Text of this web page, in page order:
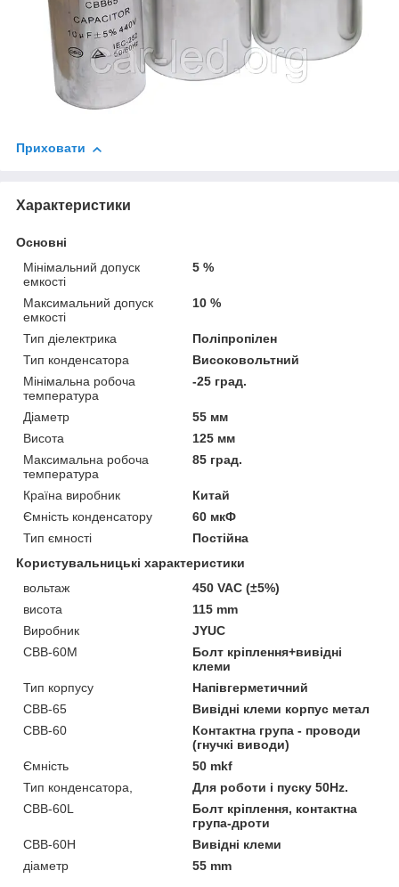
Приховати
Характеристики
Основні
Мінімальний допуск
емкості
5 %
Максимальний допуск
емкості
10 %
Тип діелектрика
Поліпропілен
Тип конденсатора
Високовольтний
Мінімальна робоча
температура
-25 град.
Діаметр
55 мм
Висота
125 мм
Максимальна робоча
температура
85 град.
Країна виробник
Китай
Ємність конденсатору
60 мкФ
Тип ємності
Постійна
Користувальницькі характеристики
вольтаж
450 VAC (±5%)
висота
115 mm
Виробник
JYUC
CBB-60М
Болт кріплення+вивідні
клеми
Тип корпусу
Напівгерметичний
CBB-65
Вивідні клеми корпус метал
CBB-60
Контактна група - проводи
(гнучкі виводи)
Ємність
50 mkf
Тип конденсатора,
Для роботи і пуску 50Hz.
CBB-60L
Болт кріплення, контактна
група-дроти
CBB-60H
Вивідні клеми
діаметр
55 mm